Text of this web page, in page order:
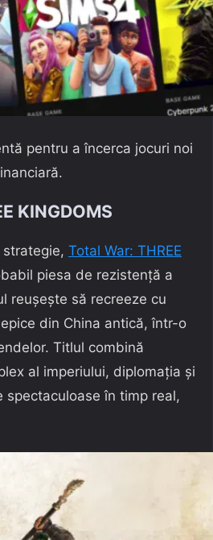
pentru a încerca jocuri noi
KINGDOMS
Total War: THREE
piesa de rezistență a
reușește să recreeze cu
din China antică, într-o
Titlul combină
al imperiului, diplomația și
spectaculoase în timp real,